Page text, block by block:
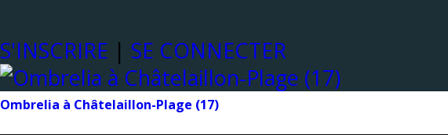
S'INSCRIRE | SE CONNECTER
Ombrelia à Châtelaillon-Plage (17)